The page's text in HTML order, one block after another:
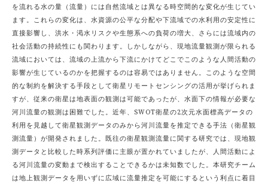
を流れる水の量（流量）には自然流域とは異なる時空間的な変化が生じてい
ます。これらの変化は、水資源の公平な分配や下流域での水利用の安定性に
直接影響し、洪水・渇水リスクや生態系への負荷の増大、さらには流域内の
社会活動の持続性にも関わります。しかしながら、現地流量観測が限られる
流域においては、流域の上流から下流にかけてどこでこのような人間活動の
影響が生じているのかを把握するのは容易ではありません。このような空間
的な制約を解決する手段として衛星リモートセンシングの活用が挙げられま
すが、従来の衛星は地表面の観測は可能であったが、水面下の情報が必要な
河川流量の観測は困難でした。近年、SWOT衛星の2次元水面標高データの
利用を見越して衛星観測データのみから河川流量を推定できる手法（衛星観
測流量）が開発されました。既往の衛星観測流量に関する研究では、現地観
測データと比較した時系列評価に主眼が置かれていましたが、人間活動によ
る河川流量の変動まで検出することできるかは未知数でした。本研究チーム
は地上観測データを用いずに広域に流量推定を可能にするという利点に着目